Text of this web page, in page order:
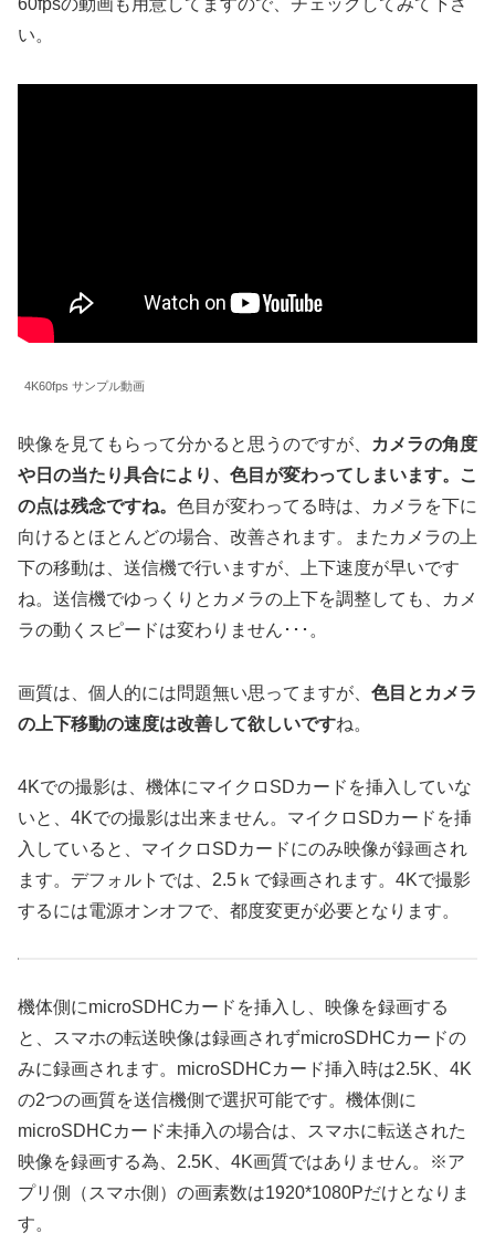
60fpsの動画も用意してますので、チェックしてみて下さ
い。
4K60fps サンプル動画
映像を見てもらって分かると思うのですが、
カメラの角度
や日の当たり具合により、色目が変わってしまいます。こ
の点は残念ですね。 色目が変わってる時は、カメラを下に
向けるとほとんどの場合、改善されます。またカメラの上
下の移動は、送信機で行いますが、上下速度が早いです
ね。送信機でゆっくりとカメラの上下を調整しても、カメ
ラの動くスピードは変わりません･･･。
画質は、個人的には問題無い思ってますが、 色目とカメラ
の上下移動の速度は改善して欲しいですね。
4Kでの撮影は、機体にマイクロSDカードを挿入していな
いと、4Kでの撮影は出来ません。マイクロSDカードを挿
入していると、マイクロSDカードにのみ映像が録画され
ます。デフォルトでは、2.5ｋで録画されます。4Kで撮影
するには電源オンオフで、都度変更が必要となります。
機体側にmicroSDHCカードを挿入し、映像を録画する
と、スマホの転送映像は録画されずmicroSDHCカードの
みに録画されます。microSDHCカード挿入時は2.5K、4K
の2つの画質を送信機側で選択可能です。機体側に
microSDHCカード未挿入の場合は、スマホに転送された
映像を録画する為、2.5K、4K画質ではありません。※ア
プリ側（スマホ側）の画素数は1920*1080Pだけとなりま
す。